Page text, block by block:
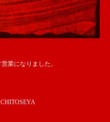
営業になりました。